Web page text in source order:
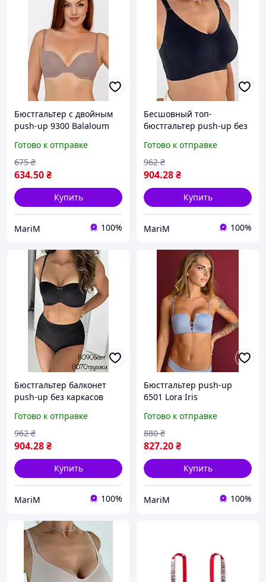
Бюстгальтер с двойным
push-up 9300 Balaloum
Готово к отправке
634.50₴
675 ₴
Купить
MariM 100%
Бесшовный топ-
бюстгальтер push-up без
Готово к отправке
904.28₴
962 ₴
Купить
MariM 100%
Бюстгальтер балконет
push-up без каркасов
Готово к отправке
904.28₴
962 ₴
Купить
MariM 100%
Бюстгальтер push-up
6501 Lora Iris
Готово к отправке
827.20₴
880 ₴
Купить
MariM 100%